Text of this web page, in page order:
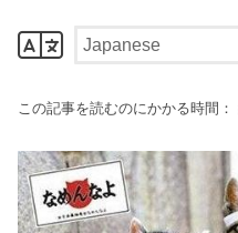
この記事を読むのにかかる時間：